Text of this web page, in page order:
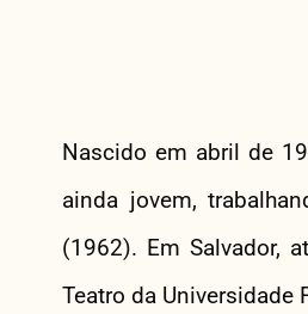
Nascido em abril de
ainda jovem,
(1962). Em Salvador,
Teatro da Universidade